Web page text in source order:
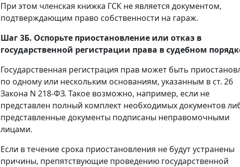
При этом членская книжка ГСК не является документом,
подтверждающим право собственности на гараж.
Шаг 3Б. Оспорьте приостановление или отказ в
государственной регистрации права в судебном
Государственная регистрация прав может быть
по одному или нескольким основаниям, указанным в ст. 26
Закона N 218-ФЗ. Такое возможно, например, если не
представлен полный комплект необходимых документов
представленные документы подписаны неправомочными
лицами.
Если в течение срока приостановления не будут устранены
причины, препятствующие проведению государственной